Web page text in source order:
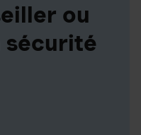
ou
sécurité